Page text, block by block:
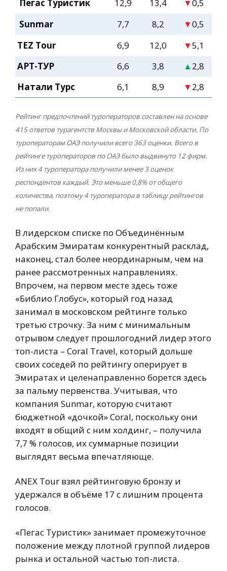
Пегас Туристик 12,9 13,4 ▼0,5
Sunmar
7,7 8,2 ▼0,5
TEZ Tour
6,9 12,0 ▼5,1
АРТ-ТУР
6,6 3,8 ▲2,8
Натали Турс
6,1 8,9 ▼2,8
Рейтинг предпочтений туроператоров составлен на основе
415 ответов турагентств Москвы и Московской области. По
туроператорам ОАЭ получили всего 363 оценки. Всего в
рейтинге туроператоров по ОАЭ было выдвинуто 12 фирм.
Из них 4 туроператора получили менее 3 оценок
респондентов каждый. Это меньше 0,8% от общего
количества, поэтому 4 туроператора в таблицу рейтингов
не попали.
В лидерском списке по Объединённым
Арабским Эмиратам конкурентный расклад,
наконец, стал более неординарным, чем на
ранее рассмотренных направлениях.
Впрочем, на первом месте здесь тоже
«Библио Глобус», который год назад
занимал в московском рейтинге только
третью строчку. За ним с минимальным
отрывом следует прошлогодний лидер этого
топ-листа – Coral Travel, который дольше
своих соседей по рейтингу оперирует в
Эмиратах и целенаправленно борется здесь
за пальму первенства. Учитывая, что
компания Sunmar, которую считают
бюджетной «дочкой» Coral, поскольку они
входят в общий с ним холдинг, – получила
7,7 % голосов, их суммарные позиции
выглядят весьма впечатляюще.
ANEX Tour взял рейтинговую бронзу и
удержался в объёме 17 с лишним процента
голосов.
«Пегас Туристик» занимает промежуточное
положение между плотной группой лидеров
рынка и остальной частью топ-листа.